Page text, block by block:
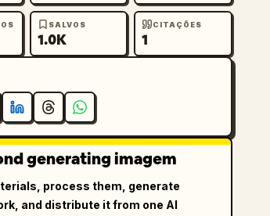
SALVOS
1.0K
CITAÇÕES
1
generating imagem
process them, generate
and distribute it from one AI